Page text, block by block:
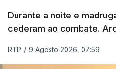
Durante a noite e
cederam ao combate.
RTP / 9 Agosto 2026, 07:59